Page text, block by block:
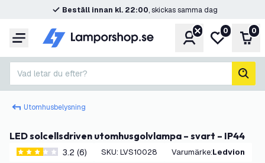
Beställ innan kl. 22:00, skickas samma dag
Meny KontoMin0 0
Vad letar du efter?
sök
Utomhusbelysning
LED solcellsdriven utomhusgolvlampa – svart – IP44
3.2 stjärnbetyg3.2 (6) SKU: LVS10028 Varumärke: Ledvion